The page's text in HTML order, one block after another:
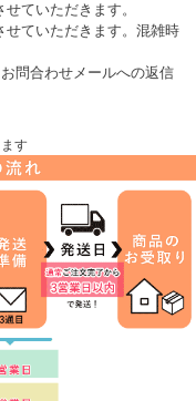
ていただきます。
せていただきます。混雑時
問合わせメールへの返信
す